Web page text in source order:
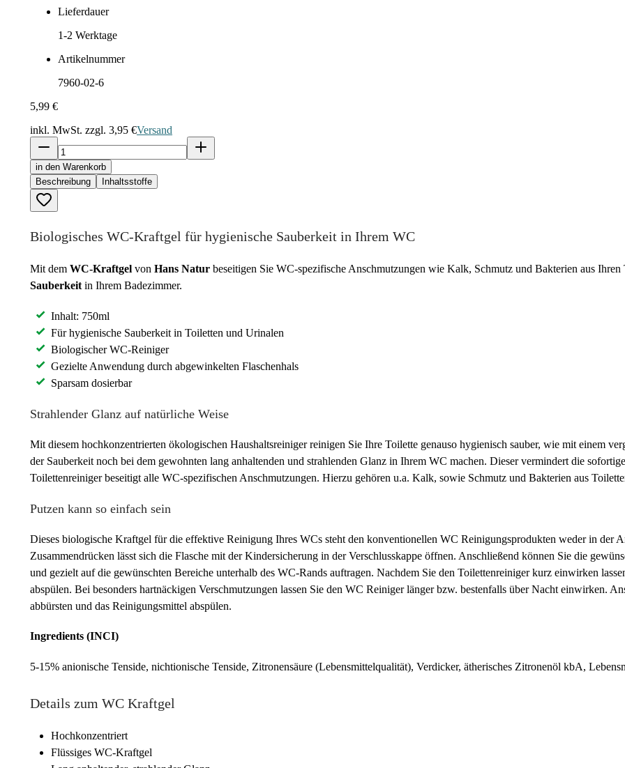
Lieferdauer
1-2 Werktage
Artikelnummer
7960-02-6
5,99 €
inkl. MwSt. zzgl. 3,95 €Versand
in den Warenkorb
Beschreibung
Inhaltsstoffe
Biologisches WC-Kraftgel für hygienische Sauberkeit in Ihrem WC
Mit dem WC-Kraftgel von Hans Natur beseitigen Sie WC-spezifische Anschmutzungen wie Kalk, Schmutz und Bakterien aus
Sauberkeit in Ihrem Badezimmer.
Inhalt: 750ml
Für hygienische Sauberkeit in Toiletten und Urinalen
Biologischer WC-Reiniger
Gezielte Anwendung durch abgewinkelten Flaschenhals
Sparsam dosierbar
Strahlender Glanz auf natürliche Weise
Mit diesem hochkonzentrierten ökologischen Haushaltsreiniger reinigen Sie Ihre Toilette genauso hygienisch sauber, wie mit einem
der Sauberkeit noch bei dem gewohnten lang anhaltenden und strahlenden Glanz in Ihrem WC machen. Dieser vermindert die
Toilettenreiniger beseitigt alle WC-spezifischen Anschmutzungen. Hierzu gehören u.a. Kalk, sowie Schmutz und Bakterien aus
Putzen kann so einfach sein
Dieses biologische Kraftgel für die effektive Reinigung Ihres WCs steht den konventionellen WC Reinigungsprodukten weder in der
Zusammendrücken lässt sich die Flasche mit der Kindersicherung in der Verschlusskappe öffnen. Anschließend können Sie die
und gezielt auf die gewünschten Bereiche unterhalb des WC-Rands auftragen. Nachdem Sie den Toilettenreiniger kurz einwirken
abspülen. Bei besonders hartnäckigen Verschmutzungen lassen Sie den WC Reiniger länger bzw. bestenfalls über Nacht einwirken.
abbürsten und das Reinigungsmittel abspülen.
Ingredients (INCI)
5-15% anionische Tenside, nichtionische Tenside, Zitronensäure (Lebensmittelqualität), Verdicker, ätherisches Zitronenöl kbA,
Details zum WC Kraftgel
Hochkonzentriert
Flüssiges WC-Kraftgel